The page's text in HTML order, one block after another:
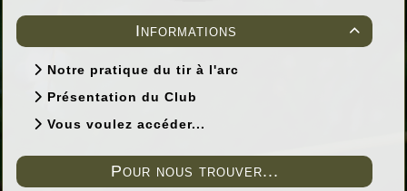

Informations
Notre pratique du tir à l'arc
Présentation du Club
Vous voulez accéder...
Pour nous trouver...